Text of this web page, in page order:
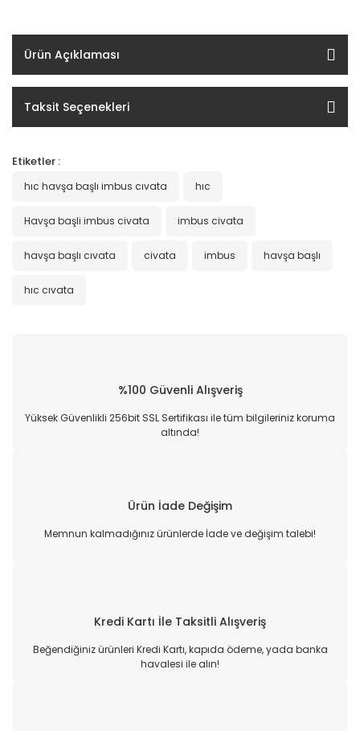
Ürün Açıklaması
Taksit Seçenekleri
Etiketler :
hıc havşa başlı imbus cıvata hıc
Havşa başli imbus civata imbus civata
havşa başlı cıvata civata imbus havşa başlı
hıc cıvata
%100 Güvenli Alışveriş
Yüksek Güvenlikli 256bit SSL Sertifikası ile tüm bilgileriniz koruma
altında!
Ürün İade Değişim
Memnun kalmadığınız ürünlerde İade ve değişim talebi!
Kredi Kartı İle Taksitli Alışveriş
Beğendiğiniz ürünleri Kredi Kartı, kapıda ödeme, yada banka
havalesi ile alın!